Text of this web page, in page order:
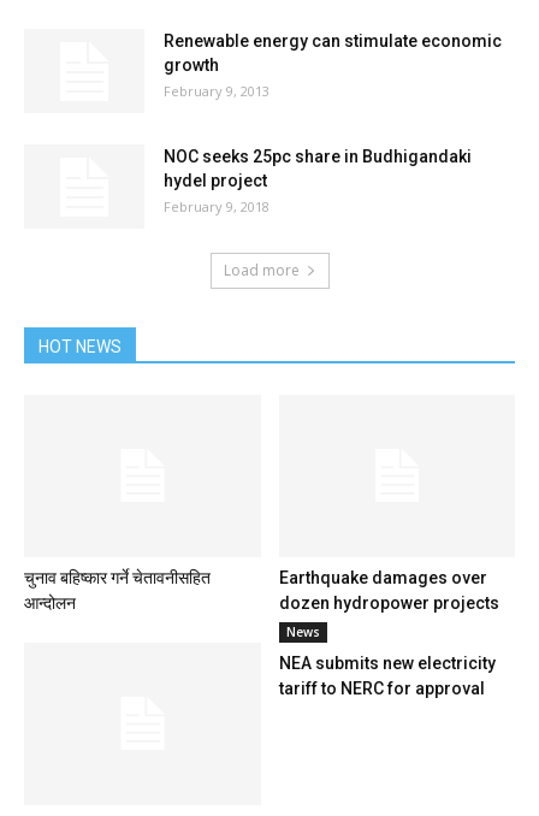
Renewable energy can stimulate economic
growth
February 9, 2013
NOC seeks 25pc share in Budhigandaki
hydel project
February 9, 2018
Load more
HOT NEWS
चुनाव बहिष्कार गर्ने चेतावनीसहित
आन्दोलन
Earthquake damages over
dozen hydropower projects
News
NEA submits new electricity
tariff to NERC for approval